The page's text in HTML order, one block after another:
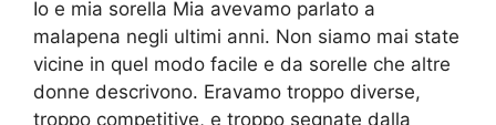
Io e mia sorella Mia avevamo parlato a
malapena negli ultimi anni. Non siamo mai state
vicine in quel modo facile e da sorelle che altre
donne descrivono. Eravamo troppo diverse,
troppo competitive, e troppo segnate dalla